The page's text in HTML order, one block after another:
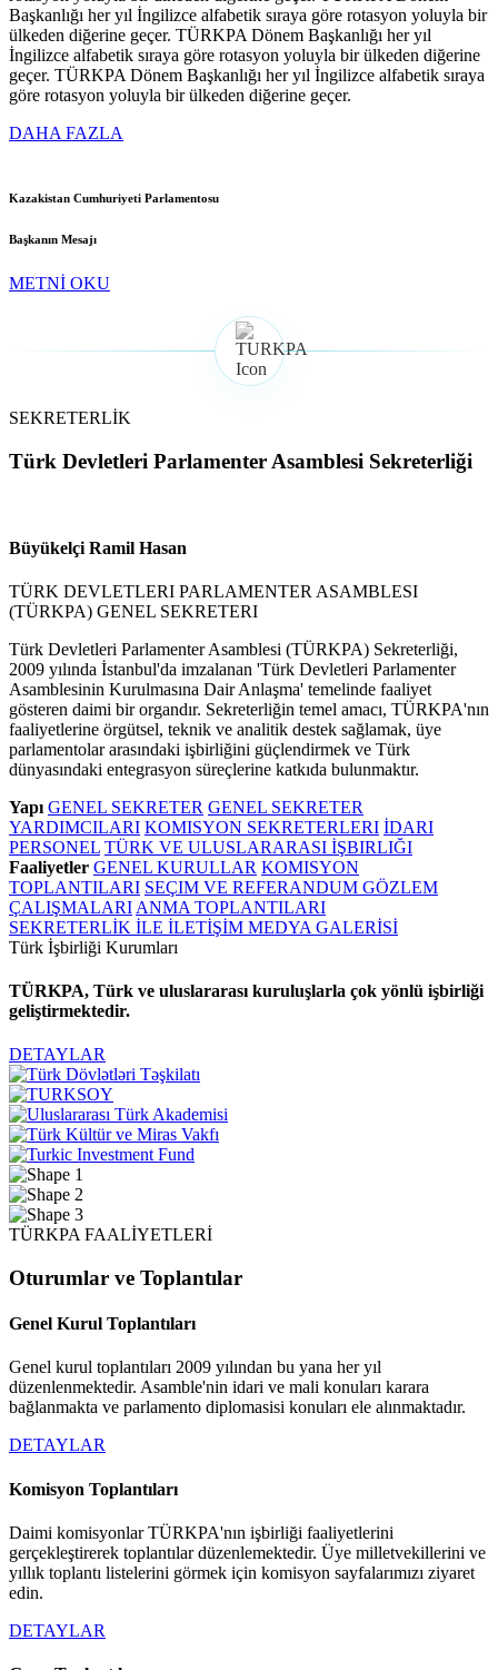
Başkanlığı her yıl İngilizce alfabetik sıraya göre rotasyon yoluyla bir
ülkeden diğerine geçer. TÜRKPA Dönem Başkanlığı her yıl
İngilizce alfabetik sıraya göre rotasyon yoluyla bir ülkeden diğerine
geçer. TÜRKPA Dönem Başkanlığı her yıl İngilizce alfabetik sıraya
göre rotasyon yoluyla bir ülkeden diğerine geçer.
DAHA FAZLA
Kazakistan Cumhuriyeti Parlamentosu
Başkanın Mesajı
METNİ OKU
SEKRETERLİK
Türk Devletleri Parlamenter Asamblesi Sekreterliği
Büyükelçi Ramil Hasan
TÜRK DEVLETLERI PARLAMENTER ASAMBLESI
(TÜRKPA) GENEL SEKRETERI
Türk Devletleri Parlamenter Asamblesi (TÜRKPA) Sekreterliği,
2009 yılında İstanbul'da imzalanan 'Türk Devletleri Parlamenter
Asamblesinin Kurulmasına Dair Anlaşma' temelinde faaliyet
gösteren daimi bir organdır. Sekreterliğin temel amacı, TÜRKPA'nın
faaliyetlerine örgütsel, teknik ve analitik destek sağlamak, üye
parlamentolar arasındaki işbirliğini güçlendirmek ve Türk
dünyasındaki entegrasyon süreçlerine katkıda bulunmaktır.
Yapı GENEL SEKRETER GENEL SEKRETER
YARDIMCILARI KOMISYON SEKRETERLERI İDARI
PERSONEL TÜRK VE ULUSLARARASI İŞBIRLIĞI
Faaliyetler GENEL KURULLAR KOMISYON
TOPLANTILARI SEÇIM VE REFERANDUM GÖZLEM
ÇALIŞMALARI ANMA TOPLANTILARI
SEKRETERLİK İLE İLETİŞİM MEDYA GALERİSİ
Türk İşbirliği Kurumları
TÜRKPA, Türk ve uluslararası kuruluşlarla çok yönlü işbirliği
geliştirmektedir.
DETAYLAR
TÜRKPA FAALİYETLERİ
Oturumlar ve Toplantılar
Genel Kurul Toplantıları
Genel kurul toplantıları 2009 yılından bu yana her yıl
düzenlenmektedir. Asamble'nin idari ve mali konuları karara
bağlanmakta ve parlamento diplomasisi konuları ele alınmaktadır.
DETAYLAR
Komisyon Toplantıları
Daimi komisyonlar TÜRKPA'nın işbirliği faaliyetlerini
gerçekleştirerek toplantılar düzenlemektedir. Üye milletvekillerini ve
yıllık toplantı listelerini görmek için komisyon sayfalarımızı ziyaret
edin.
DETAYLAR